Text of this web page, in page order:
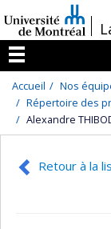
au
contenu
/
Menu
Accueil
Nos
Répertoire des
Alexandre
Retour à la